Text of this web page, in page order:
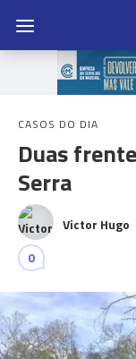
CASOS DO DIA
Duas
Serra
Victor Hugo
0